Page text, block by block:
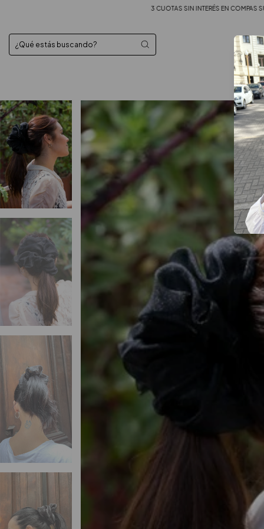
3 CUOTAS SIN INTERÉS EN COMPAS SUPERIORES A $90.000 — ENVÍOS